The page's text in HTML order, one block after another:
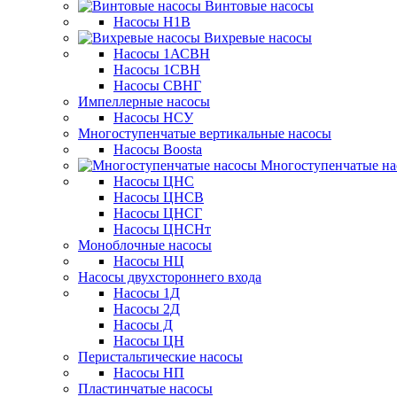
Винтовые насосы
Насосы Н1В
Вихревые насосы
Насосы 1АСВН
Насосы 1СВН
Насосы СВНГ
Импеллерные насосы
Насосы НСУ
Многоступенчатые вертикальные насосы
Насосы Boosta
Многоступенчатые
Насосы ЦНС
Насосы ЦНСВ
Насосы ЦНСГ
Насосы ЦНСНт
Моноблочные насосы
Насосы НЦ
Насосы двухстороннего входа
Насосы 1Д
Насосы 2Д
Насосы Д
Насосы ЦН
Перистальтические насосы
Насосы НП
Пластинчатые насосы